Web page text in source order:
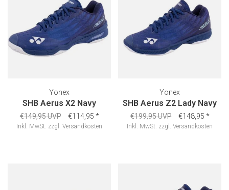
Yonex
SHB Aerus X2 Navy
€149,95 UVP €114,95 *
Inkl. MwSt. zzgl. Versandkosten
Yonex
SHB Aerus Z2 Lady Navy
€199,95 UVP €148,95 *
Inkl. MwSt. zzgl. Versandkosten